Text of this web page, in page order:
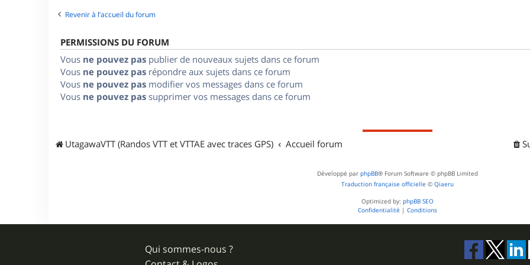
e
Revenir à l’accueil du forum
PERMISSIONS DU FORUM
Vous ne pouvez pas publier de nouveaux sujets dans ce forum
Vous ne pouvez pas répondre aux sujets dans ce forum
Vous ne pouvez pas modifier vos messages dans ce forum
Vous ne pouvez pas supprimer vos messages dans ce forum
UtagawaVTT (Randos VTT et VTTAE avec traces GPS) Accueil forum
Développé par phpBB® Forum Software © phpBB Limited
Traduction française officielle © Qiaeru
Optimized by: phpBB SEO
Confidentialité | Conditions
Qui sommes-nous ?